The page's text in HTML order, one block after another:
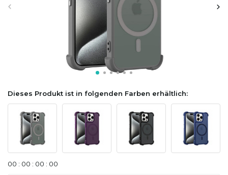
Dieses Produkt ist in folgenden Farben erhältlich:
00 : 00 : 00 : 00